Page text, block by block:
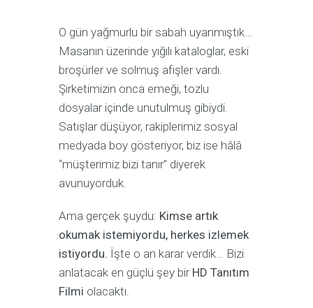
O gün yağmurlu bir sabah uyanmıştık…
Masanın üzerinde yığılı kataloglar, eski
broşürler ve solmuş afişler vardı.
Şirketimizin onca emeği, tozlu
dosyalar içinde unutulmuş gibiydi.
Satışlar düşüyor, rakiplerimiz sosyal
medyada boy gösteriyor, biz ise hâlâ
“müşterimiz bizi tanır” diyerek
avunuyorduk.
Ama gerçek şuydu: Kimse artık
okumak istemiyordu, herkes izlemek
istiyordu. İşte o an karar verdik… Bizi
anlatacak en güçlü şey bir HD Tanıtım
Filmi olacaktı.